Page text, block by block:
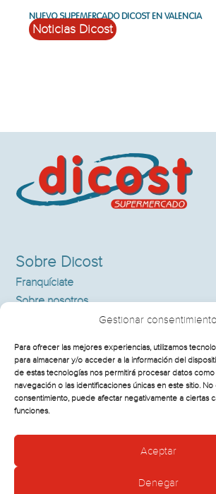
Gestionar consentimiento
Para ofrecer las mejores experiencias, utilizamos
para almacenar y/o acceder a la información del
de estas tecnologías nos permitirá procesar datos
navegación o las identificaciones únicas en este sitio.
consentimiento, puede afectar negativamente a ciertas
funciones.
Aceptar
Denegar
NUEVO SUPEMERCADO DICOST EN VALENCIA
Noticias Dicost
Sobre Dicost
Franquíciate
Sobre nosotros
Contacto
Información Legal
Política de cookies
Aviso legal y política de privacidad